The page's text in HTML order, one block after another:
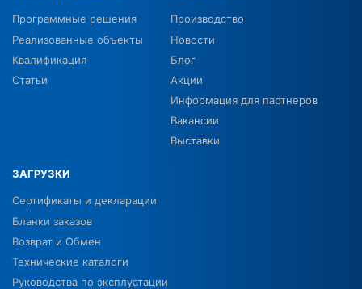
Программные решения
Реализованные объекты
Квалификация
Статьи
Производство
Новости
Блог
Акции
Информация для партнеров
Вакансии
Выставки
ЗАГРУЗКИ
Сертификаты и декларации
Бланки заказов
Возврат и Обмен
Технические каталоги
Руководства по эксплуатации